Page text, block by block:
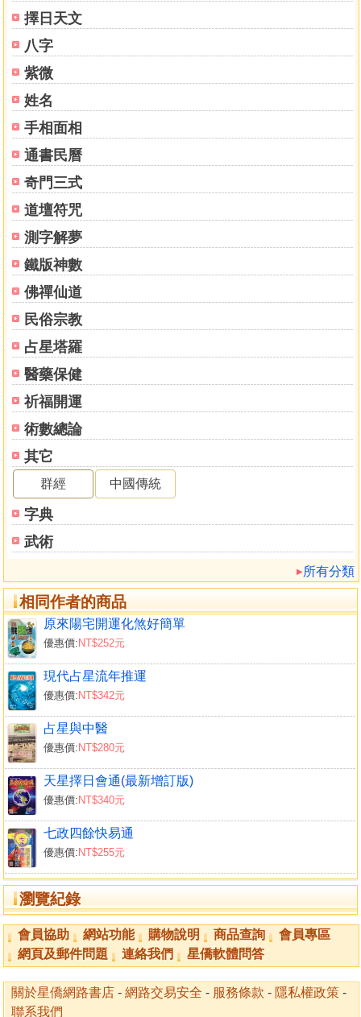
擇日天文
八字
紫微
姓名
手相面相
通書民曆
奇門三式
道壇符咒
測字解夢
鐵版神數
佛禪仙道
民俗宗教
占星塔羅
醫藥保健
祈福開運
術數總論
其它
群經 中國傳統
字典
武術
所有分類
相同作者的商品
原來陽宅開運化煞好簡單
優惠價: NT$252元
現代占星流年推運
優惠價: NT$342元
占星與中醫
優惠價: NT$280元
天星擇日會通(最新增訂版)
優惠價: NT$340元
七政四餘快易通
優惠價: NT$255元
瀏覽紀錄
經絡的循行部位與病候
一、手太陰肺經
二、手陽明大腸經
三、足陽明骨經
四、足太陰脾經
五、手少陰心經
六、手太陽小腸經
七、足太陽膀胱經
八、足少陰腎經
九、手厥陰心包經
十、手少陽三焦經
十一、足少陽膽經
十二、足厥陰肝經
第六章 病源分析
五、六淫
二、內傷
三、不內外因
傷寒論六經證證候辨治
天步真原論疾病
行星的寒熱屬性
行星與相關疾病
三方宮的影響
火星所在的宮位對健康的影響
土星所在的宮位對健康的影響
天王星對健康的影響
海王星對健康的影響
冥王星對健康的影響
分析命盤的過程
後天十二宮與疾病的原因
全球十大致命疾病
猝死的徵兆及防治
日本人是怎樣預知突然死亡
心臟病發病前徵兆
壽命可以用尺測量
死前三年有預兆
情志的調攝與身心疾病
什麼是健康
情緒與健康的關係
猝死與心臟病的案例
第八章 推運的分析
太陽與健康的關係
月亮與健康的關係
後天十二宮與疾病的關係
推運相位分析
流年行星的運用
流年行星與疾病的發展
木星的流年
土星的流年
天王星的流年
冥王星的流年
會員協助 網站功能 購物說明 商品查詢
會員專區
網頁及郵件問題
連絡我們 星僑軟體問答
關於星僑網路書店 - 網路交易安全 - 服務條款 - 隱私權政策 -
聯系我們